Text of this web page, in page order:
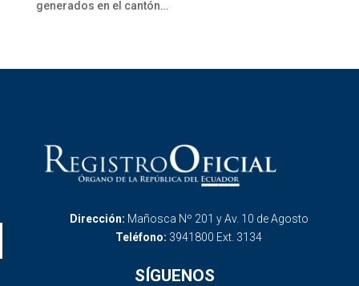
generados en el cantón…
Dirección: Mañosca Nº 201 y Av. 10 de Agosto
Teléfono: 3941800 Ext. 3134
SÍGUENOS